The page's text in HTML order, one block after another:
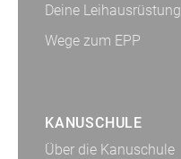
Deine Leihausrüstung
Wege zum EPP
KANUSCHULE
Über die Kanuschule